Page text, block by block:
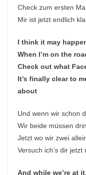
Check zum ersten
Mir ist jetzt endlich
I think it may
When I’m on the
Check out what
It’s finally clear to
about
Und wenn wir schon
Wir beide müssen
Jetzt wo wir zwei
Versuch ich’s dir
And while we’re at